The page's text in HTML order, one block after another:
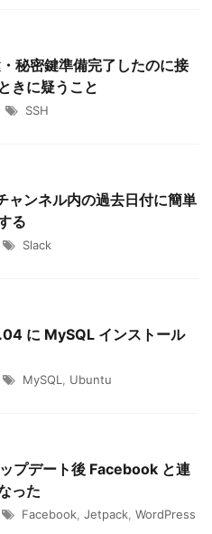
秘密鍵準備完了したのに接
きに疑うこと
SSH
ャンネル内の過去日付に簡単
る
Slack
に MySQL インストール
MySQL Ubuntu
プデート後 Facebook と連
った
Facebook Jetpack WordPress